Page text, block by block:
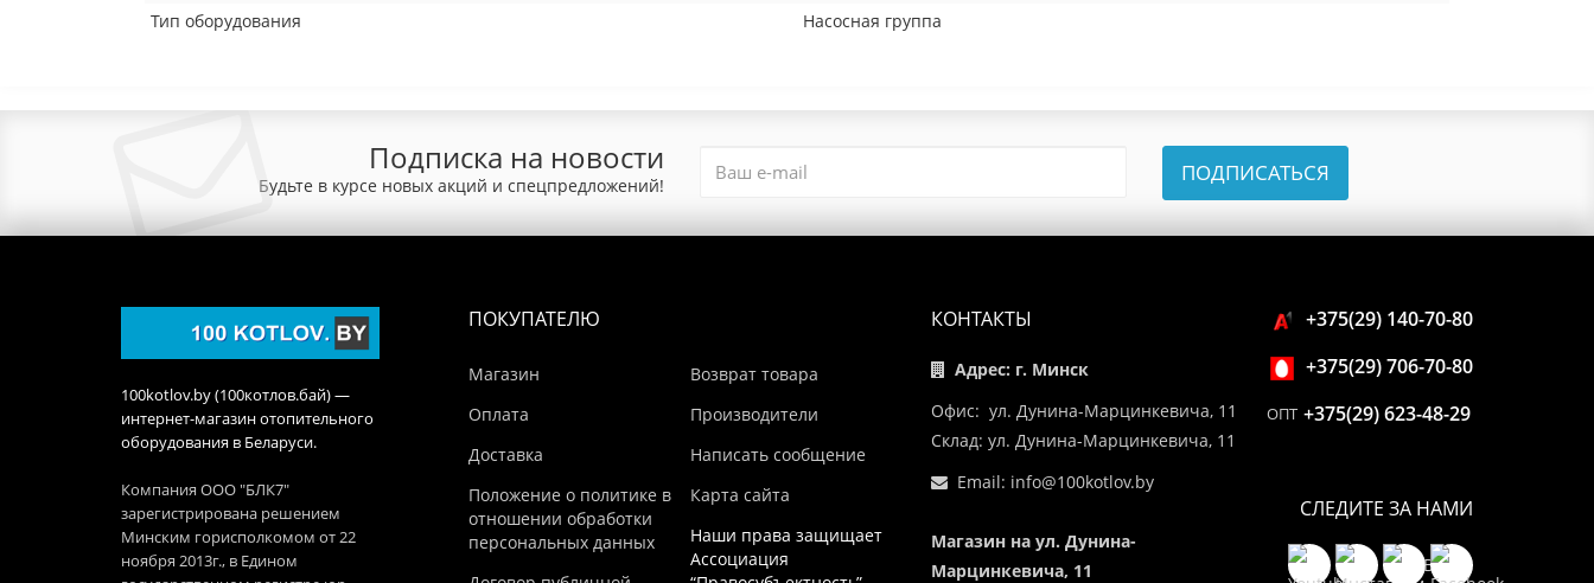
Тип оборудования Насосная группа
Подписка на новости
Будьте в курсе новых акций и спецпредложений! ПОДПИСАТЬСЯ
100kotlov.by (100котлов.бай) —
интернет-магазин отопительного
оборудования в Беларуси.
Компания ООО "БЛК7"
зарегистрирована решением
Минским горисполкомом от 22
ноября 2013г., в Едином
ПОКУПАТЕЛЮ
Магазин
Оплата
Доставка
Положение о политике в
отношении обработки
персональных данных
Возврат товара
Производители
Написать сообщение
Карта сайта
Наши права защищает
Ассоциация
КОНТАКТЫ
Адрес: г. Минск
Офис: ул. Дунина-Марцинкевича, 11
Склад: ул. Дунина-Марцинкевича, 11
Email: info@100kotlov.by
Магазин на ул. Дунина-
Марцинкевича, 11
+375(29) 140-70-80
+375(29) 706-70-80
ОПТ +375(29) 623-48-29
СЛЕДИТЕ ЗА НАМИ